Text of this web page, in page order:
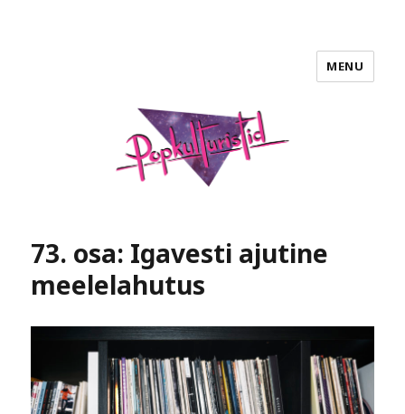
MENU
73. osa: Igavesti ajutine
meelelahutus